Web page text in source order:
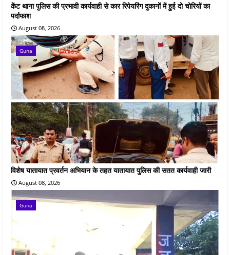
केंट थाना पुलिस की प्रभावी कार्यवाही से कार रिपेयरिंग दुकानों में हुई दो चोरियों का
पर्दाफाश
August 08, 2026
Guna
विशेष यातायात प्रवर्तन अभियान के तहत यातायात पुलिस की सतत कार्यवाही जारी
August 08, 2026
Guna